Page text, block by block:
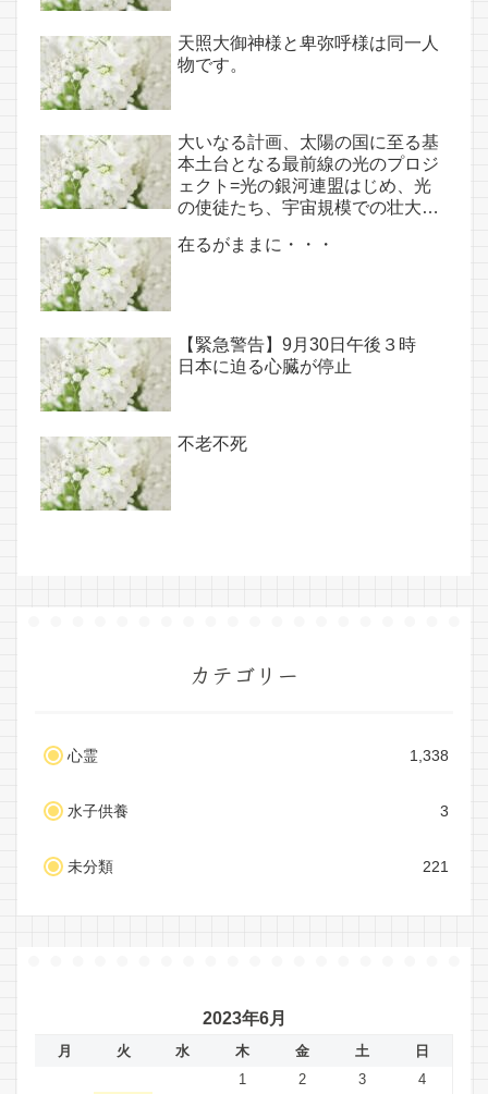
天照大御神様と卑弥呼様は同一人
物です。
大いなる計画、太陽の国に至る基
本土台となる最前線の光のプロジ
ェクト=光の銀河連盟はじめ、光
の使徒たち、宇宙規模での壮大な
(6/26・28追記あり）
在るがままに・・・
【緊急警告】9月30日午後３時
日本に迫る心臓が停止
不老不死
カテゴリー
心霊 1,338
水子供養 3
未分類 221
2023年6月
月 火 水 木 金 土
日
1
2 3
4